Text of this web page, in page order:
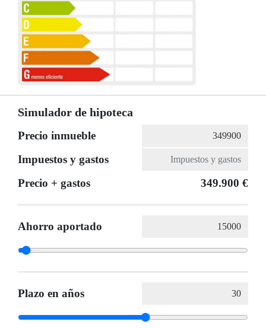
Simulador de hipoteca
Precio inmueble
Impuestos y gastos
Precio + gastos
349.900 €
Ahorro aportado
Plazo en años